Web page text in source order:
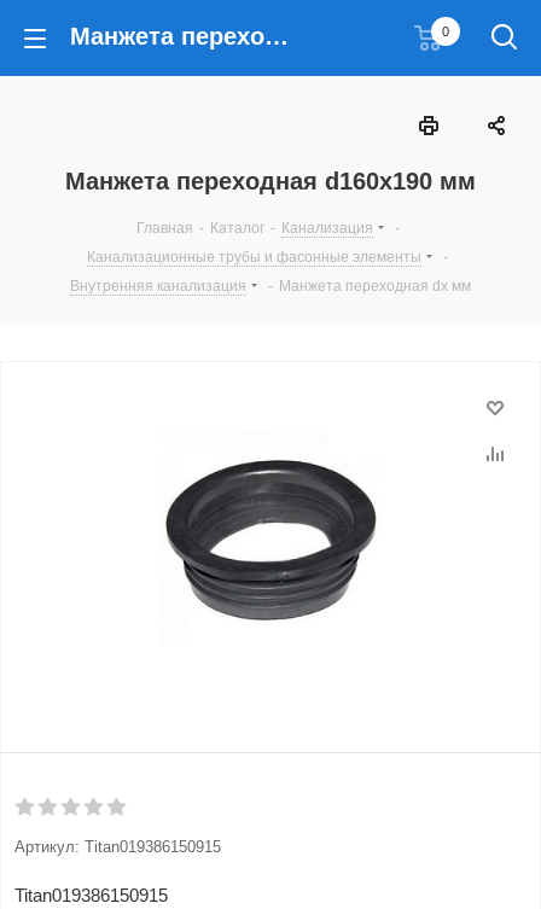
Манжета переходная d160x190 мм 0
Манжета переходная d160x190 мм
Главная - Каталог - Канализация
-
Канализационные трубы и фасонные элементы
-
Внутренняя канализация
- Манжета переходная dx мм
Артикул: Titan019386150915
Titan019386150915